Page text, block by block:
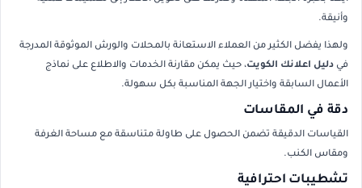
وأنيقة.
ولهذا يفضل الكثير من العملاء الاستعانة بالمحلات والورش الموثوقة المدرجة
في دليل اعلانك الكويت، حيث يمكن مقارنة الخدمات والاطلاع على نماذج
الأعمال السابقة واختيار الجهة المناسبة بكل سهولة.
دقة في المقاسات
القياسات الدقيقة تضمن الحصول على طاولة متناسقة مع مساحة الغرفة
ومقاس الكنب.
تشطيبات احترافية